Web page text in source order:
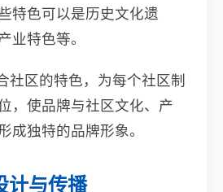
特色可以是历史文化遗
业特色等。
社区的特色，为每个社区制
，使品牌与社区文化、产
成独特的品牌形象。
计与传播